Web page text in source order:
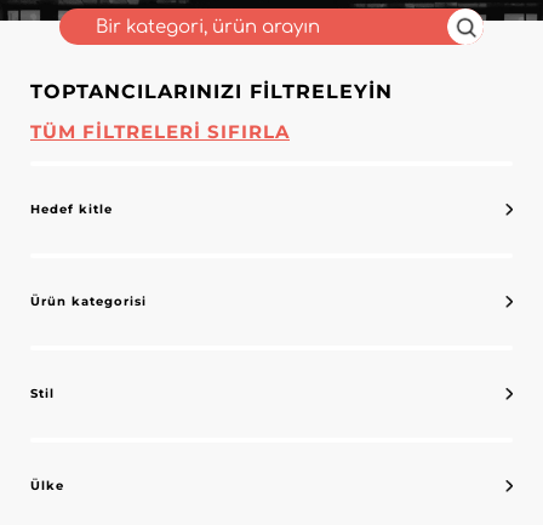
TOPTANCILARINIZI FILTRELEYIN
TÜM FILTRELERI SIFIRLA
Hedef kitle
Ürün kategorisi
Stil
Ülke